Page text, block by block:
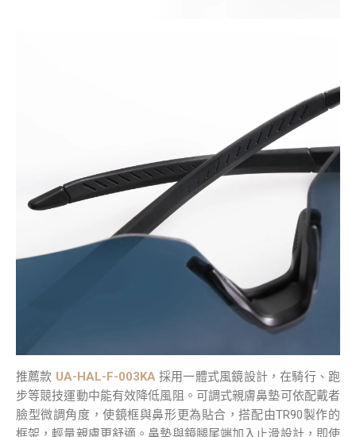
推薦款 UA-HAL-F-003KA採用一體式風鏡設計，在騎行、跑
步等競技運動中能有效降低風阻。可調式親膚鼻墊可依配戴者
臉型微調角度，使鏡框與鼻形更為貼合，搭配由TR90製作的
框架，輕量親膚更舒適。鼻墊與鏡腿尾端加入止滑設計，即使